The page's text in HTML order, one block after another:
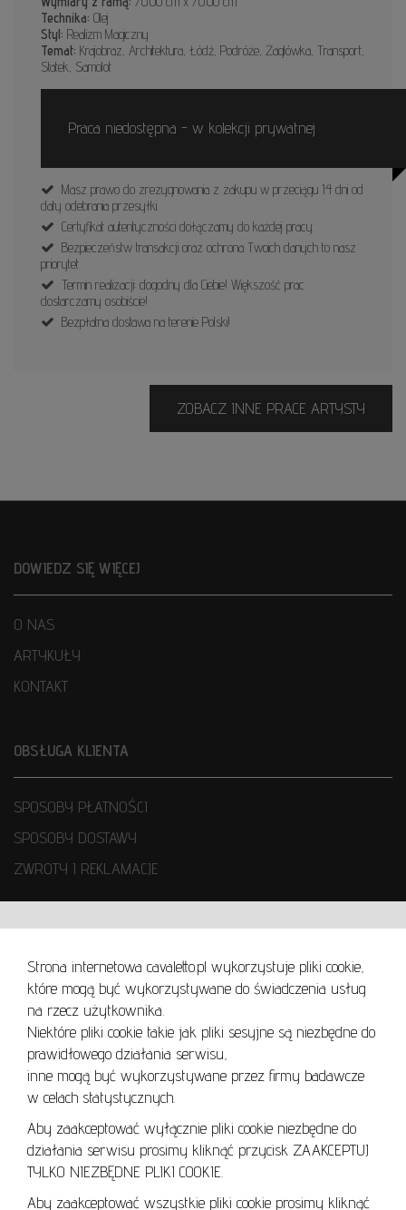
Strona internetowa cavaletto.pl wykorzystuje pliki cookie,
które mogą być wykorzystywane do świadczenia usług
na rzecz użytkownika.
Niektóre pliki cookie takie jak pliki sesyjne są niezbędne do
prawidłowego działania serwisu,
inne mogą być wykorzystywane przez firmy badawcze
w celach statystycznych.
Aby zaakceptować wyłącznie pliki cookie niezbędne do
działania serwisu prosimy kliknąć przycisk ZAAKCEPTUJ
TYLKO NIEZBĘDNE PLIKI COOKIE.
Aby zaakceptować wszystkie pliki cookie prosimy kliknąć
Technika: Olej
Styl: Realizm Magiczny
Temat: Krajobraz, Architektura, Łódź, Podróże, Żaglówka, Transport,
Statek, Samolot
Praca niedostępna - w kolekcji prywatnej
Masz prawo do zrezygnowania z zakupu w przeciągu 14 dni od
daty odebrania przesyłki.
Certyfikat autentyczności dołączamy do każdej pracy.
Bezpieczeństw transakcji oraz ochrona Twoich danych to nasz
priorytet.
Termin realizacji: dogodny dla Ciebie! Większość prac
dostarczamy osobiście!
Bezpłatna dostawa na terenie Polski!
ZOBACZ INNE PRACE ARTYSTY
DOWIEDZ SIĘ WIĘCEJ
O NAS
ARTYKUŁY
KONTAKT
OBSŁUGA KLIENTA
SPOSOBY PŁATNOŚCI
SPOSOBY DOSTAWY
ZWROTY I REKLAMACJE
REGULAMIN
REGULAMIN AUKCJI
POLITYKA PRYWATNOŚCI
POLITYKA COOKIES